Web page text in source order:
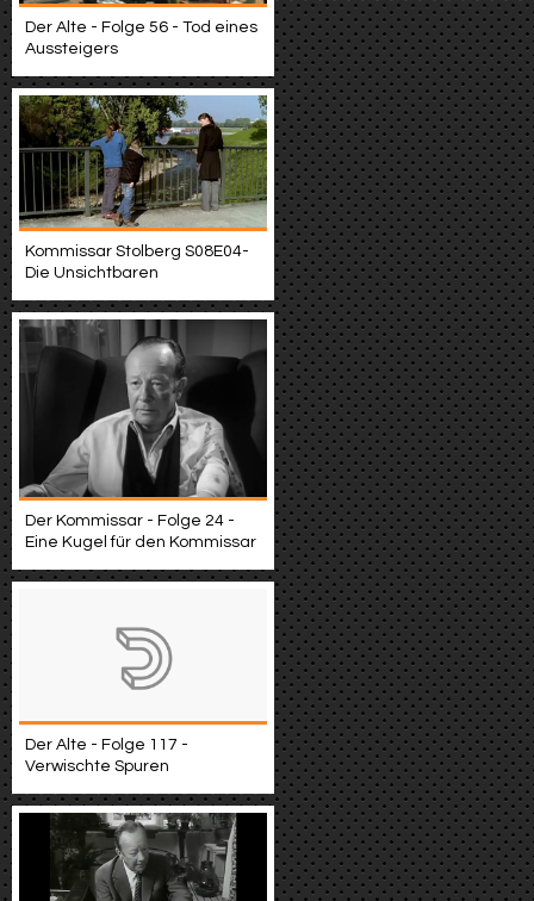
Der Alte - Folge 56 - Tod eines
Aussteigers
Kommissar Stolberg S08E04-
Die Unsichtbaren
Der Kommissar - Folge 24 -
Eine Kugel für den Kommissar
Der Alte - Folge 117 -
Verwischte Spuren